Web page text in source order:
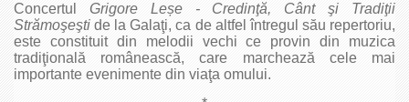
Concertul Grigore Leșe - Credinţă, Cânt şi Tradiţii
Strămoşeşti de la Galaţi, ca de altfel întregul său repertoriu,
este constituit din melodii vechi ce provin din muzica
tradiţională românească, care marchează cele mai
importante evenimente din viaţa omului.